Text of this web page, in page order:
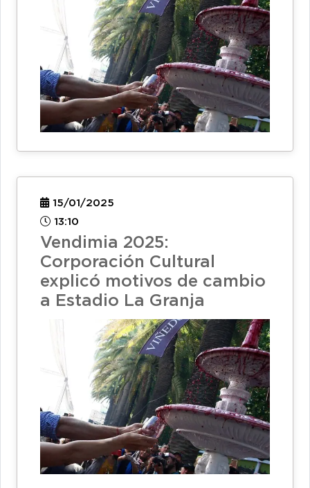
15/01/2025
13:10
Vendimia 2025:
Corporación Cultural
explicó motivos de cambio
a Estadio La Granja